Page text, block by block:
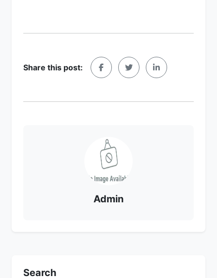
Share this post:
Admin
Search